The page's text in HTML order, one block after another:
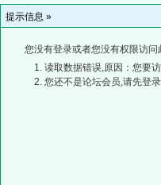
提示信息 »
您没有登录或者您没有权限访
读取数据错误,原因：您要
您还不是论坛会员,请先登